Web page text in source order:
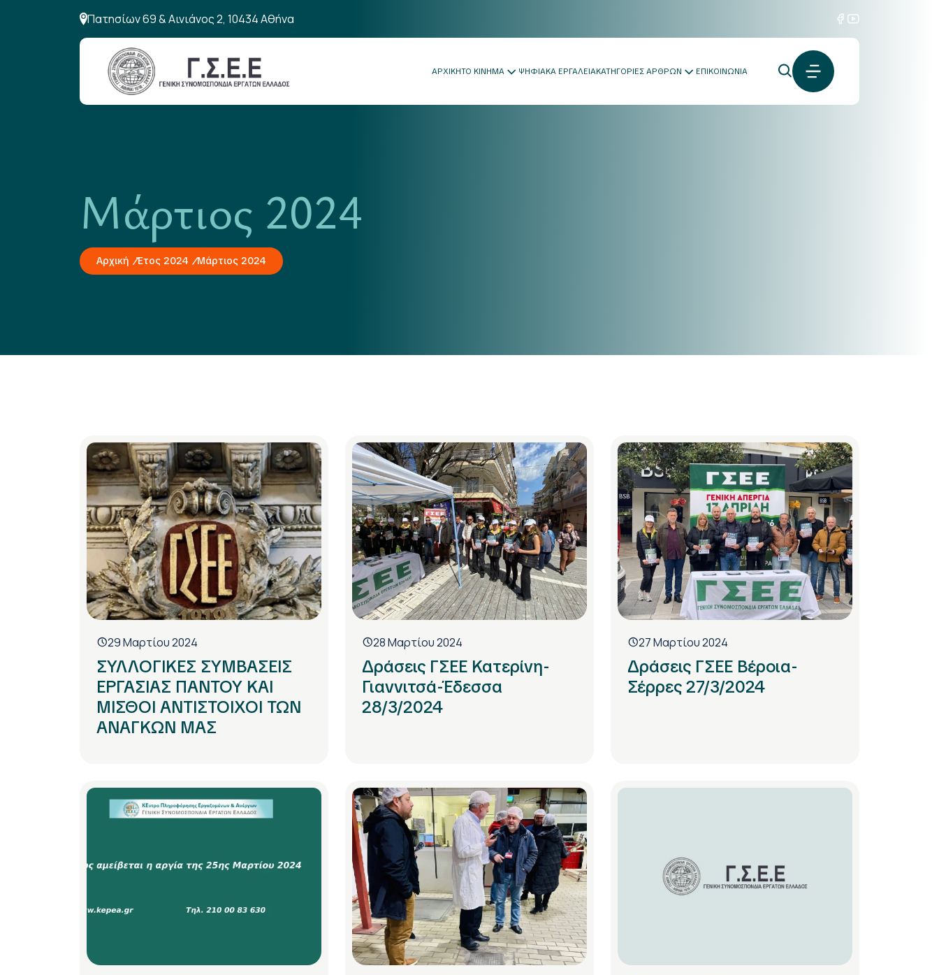
Πατησίων 69 & Αινιάνος 2, 10434 Αθήνα
ΑΡΧΙΚΗΤΟ ΚΙΝΗΜΑ ΨΗΦΙΑΚΑ ΕΡΓΑΛΕΙΑΚΑΤΗΓΟΡΙΕΣ ΑΡΘΡΩΝ ΕΠΙΚΟΙΝΩΝΙΑ
Μάρτιος 2024
Αρχική Έτος 2024 Μάρτιος 2024
29 Μαρτίου 2024
ΣΥΛΛΟΓΙΚΕΣ ΣΥΜΒΑΣΕΙΣ
ΕΡΓΑΣΙΑΣ ΠΑΝΤΟΥ ΚΑΙ
ΜΙΣΘΟΙ ΑΝΤΙΣΤΟΙΧΟΙ ΤΩΝ
ΑΝΑΓΚΩΝ ΜΑΣ
28 Μαρτίου 2024
Δράσεις ΓΣΕΕ Κατερίνη-
Γιαννιτσά-Έδεσσα
28/3/2024
27 Μαρτίου 2024
Δράσεις ΓΣΕΕ Βέροια-
Σέρρες 27/3/2024